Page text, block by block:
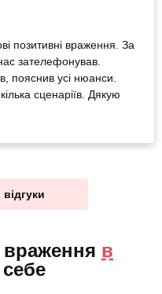
позитивні враження. За
зателефонував.
пояснив усі нюанси.
сценаріїв. Дякую
в